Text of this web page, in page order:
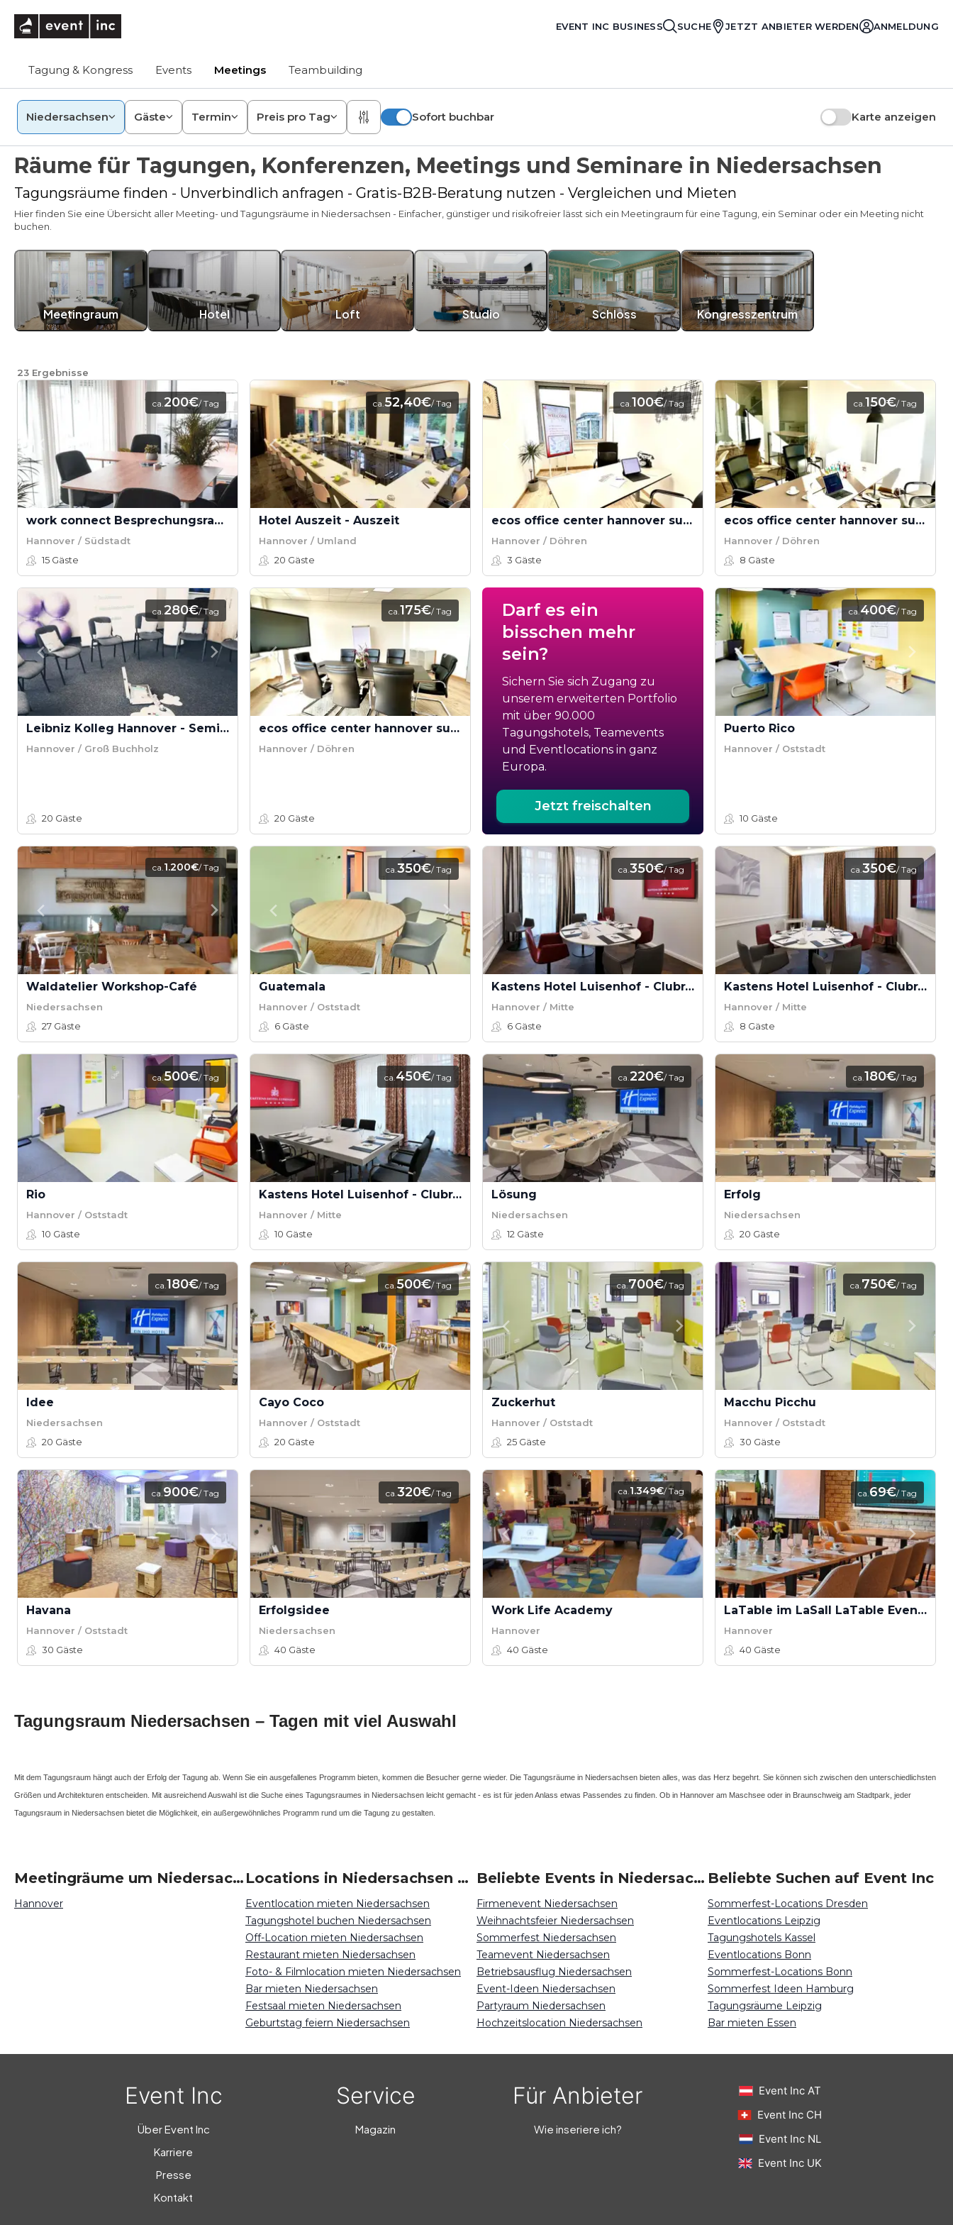
EVENT INC BUSINESS SUCHE JETZT ANBIETER WERDEN ANMELDUNG
Tagung & Kongress Events Meetings Teambuilding
Niedersachsen Gäste Termin Preis pro Tag Sofort buchbar Karte anzeigen
Räume für Tagungen, Konferenzen, Meetings und Seminare in Niedersachsen
Tagungsräume finden - Unverbindlich anfragen - Gratis-B2B-Beratung nutzen - Vergleichen und Mieten
Hier finden Sie eine Übersicht aller Meeting- und Tagungsräume in Niedersachsen - Einfacher, günstiger und risikofreier lässt sich ein Meetingraum für eine Tagung, ein Seminar oder ein Meeting nicht
buchen.
Meetingraum Hotel Loft Studio Schloss Kongresszentrum
23 Ergebnisse
ca.200€/ Tag
work connect Besprechungsraum
Hannover / Südstadt
15 Gäste
ca.52,40€/ Tag
Hotel Auszeit - Auszeit
Hannover / Umland
20 Gäste
ca.100€/ Tag
ecos office center hannover sued - Besprechungsraum S
Hannover / Döhren
3 Gäste
ca.150€/ Tag
ecos office center hannover sued - Besprechungsraum L
Hannover / Döhren
8 Gäste
ca.280€/ Tag
Leibniz Kolleg Hannover - Seminarraum Nature
Hannover / Groß Buchholz
20 Gäste
ca.175€/ Tag
ecos office center hannover sued - Meetingraum
Hannover / Döhren
20 Gäste
Darf es ein
bisschen mehr
sein?
Sichern Sie sich Zugang zu
unserem erweiterten Portfolio
mit über 90.000
Tagungshotels, Teamevents
und Eventlocations in ganz
Europa.
Jetzt freischalten
ca.400€/ Tag
Puerto Rico
Hannover / Oststadt
10 Gäste
ca.1.200€/ Tag
Waldatelier Workshop-Café
Niedersachsen
27 Gäste
ca.350€/ Tag
Guatemala
Hannover / Oststadt
6 Gäste
ca.350€/ Tag
Kastens Hotel Luisenhof - Clubraum 1
Hannover / Mitte
6 Gäste
ca.350€/ Tag
Kastens Hotel Luisenhof - Clubraum 4
Hannover / Mitte
8 Gäste
ca.500€/ Tag
Rio
Hannover / Oststadt
10 Gäste
ca.450€/ Tag
Kastens Hotel Luisenhof - Clubraum 2
Hannover / Mitte
10 Gäste
ca.220€/ Tag
Lösung
Niedersachsen
12 Gäste
ca.180€/ Tag
Erfolg
Niedersachsen
20 Gäste
ca.180€/ Tag
Idee
Niedersachsen
20 Gäste
ca.500€/ Tag
Cayo Coco
Hannover / Oststadt
20 Gäste
ca.700€/ Tag
Zuckerhut
Hannover / Oststadt
25 Gäste
ca.750€/ Tag
Macchu Picchu
Hannover / Oststadt
30 Gäste
ca.900€/ Tag
Havana
Hannover / Oststadt
30 Gäste
ca.320€/ Tag
Erfolgsidee
Niedersachsen
40 Gäste
ca.1.349€/ Tag
Work Life Academy
Hannover
40 Gäste
ca.69€/ Tag
LaTable im LaSall LaTable Eventlocation
Hannover
40 Gäste
Tagungsraum Niedersachsen – Tagen mit viel Auswahl
Mit dem Tagungsraum hängt auch der Erfolg der Tagung ab. Wenn Sie ein ausgefallenes Programm bieten, kommen die Besucher gerne wieder. Die Tagungsräume in Niedersachsen bieten alles, was das Herz begehrt. Sie können sich zwischen den unterschiedlichsten
Größen und Architekturen entscheiden. Mit ausreichend Auswahl ist die Suche eines Tagungsraumes in Niedersachsen leicht gemacht - es ist für jeden Anlass etwas Passendes zu finden. Ob in Hannover am Maschsee oder in Braunschweig am Stadtpark, jeder
Tagungsraum in Niedersachsen bietet die Möglichkeit, ein außergewöhnliches Programm rund um die Tagung zu gestalten.
Meetingräume um Niedersachsen
Hannover
Locations in Niedersachsen mieten
Eventlocation mieten Niedersachsen
Tagungshotel buchen Niedersachsen
Off-Location mieten Niedersachsen
Restaurant mieten Niedersachsen
Foto- & Filmlocation mieten Niedersachsen
Bar mieten Niedersachsen
Festsaal mieten Niedersachsen
Geburtstag feiern Niedersachsen
Beliebte Events in Niedersachsen
Firmenevent Niedersachsen
Weihnachtsfeier Niedersachsen
Sommerfest Niedersachsen
Teamevent Niedersachsen
Betriebsausflug Niedersachsen
Event-Ideen Niedersachsen
Partyraum Niedersachsen
Hochzeitslocation Niedersachsen
Beliebte Suchen auf Event Inc
Sommerfest-Locations Dresden
Eventlocations Leipzig
Tagungshotels Kassel
Eventlocations Bonn
Sommerfest-Locations Bonn
Sommerfest Ideen Hamburg
Tagungsräume Leipzig
Bar mieten Essen
Event Inc
Über Event Inc
Karriere
Presse
Kontakt
Service
Magazin
Für Anbieter
Wie inseriere ich?
Event Inc AT
Event Inc CH
Event Inc NL
Event Inc UK